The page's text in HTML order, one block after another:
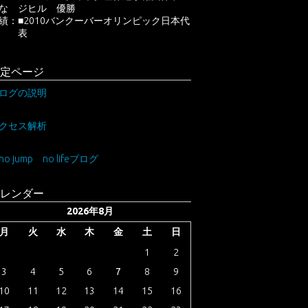
：
ジヒル 優勝
■2010バンクーバーオリンピック日本代
表
ページ
グの説明
セス解析
no jump no lifeブログ
ンダー
2026年8月
月
火 水 木 金 土 日
1
2
3
4 5 6 7 8
9
10
11 12 13 14 15
16